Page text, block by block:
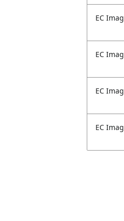
EC
EC
EC
EC